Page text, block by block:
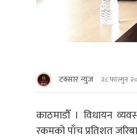
टक्सार न्युज २८ फाल्गुन
काठमाडाैँ । विधायन
रकमको पाँच प्रतिशत